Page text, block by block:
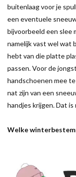
buitenlaag voor je
een eventuele
bijvoorbeeld een slee
namelijk vast wel wat
hebt van die platte
passen. Voor de
handschoenen mee
nat zijn van een
handjes krijgen. Dat is
Welke